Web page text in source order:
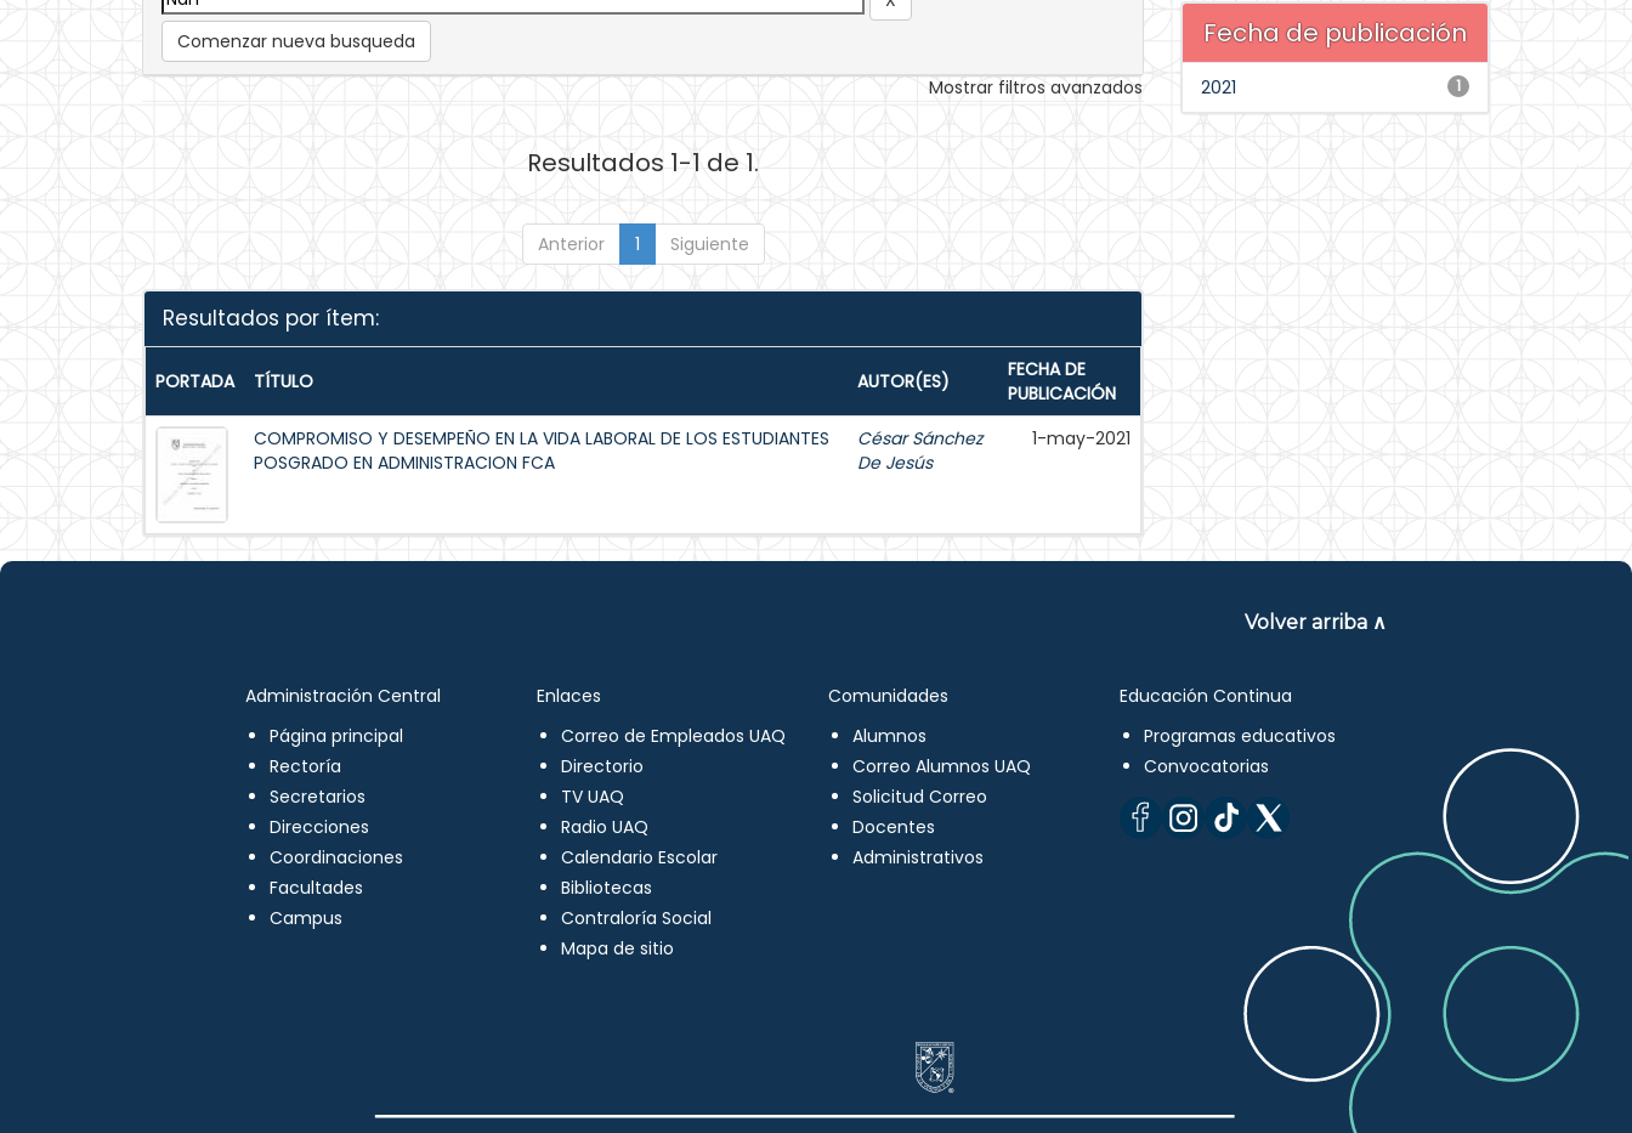
Comenzar nueva busqueda
Mostrar filtros avanzados
Resultados 1-1 de 1.
Anterior 1 Siguiente
Resultados por ítem:
PORTADA TÍTULO AUTOR(ES)
FECHA DE
PUBLICACIÓN
COMPROMISO Y DESEMPEÑO EN LA VIDA LABORAL DE LOS ESTUDIANTES
POSGRADO EN ADMINISTRACION FCA
César Sánchez
De Jesús
1-may-2021
Fecha de publicación
1
2021
Volver arriba ∧
Administración Central
Página principal
Rectoría
Secretarios
Direcciones
Coordinaciones
Facultades
Campus
Enlaces
Correo de Empleados UAQ
Directorio
TV UAQ
Radio UAQ
Calendario Escolar
Bibliotecas
Contraloría Social
Mapa de sitio
Comunidades
Alumnos
Correo Alumnos UAQ
Solicitud Correo
Docentes
Administrativos
Educación Continua
Programas educativos
Convocatorias